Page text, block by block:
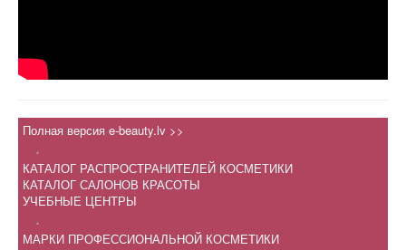
Полная версия e-beauty.lv >>
.
КАТАЛОГ РАСПРОСТРАНИТЕЛЕЙ КОСМЕТИКИ
КАТАЛОГ САЛОНОВ КРАСОТЫ
УЧЕБНЫЕ ЦЕНТРЫ
.
МАРКИ ПРОФЕССИОНАЛЬНОЙ КОСМЕТИКИ